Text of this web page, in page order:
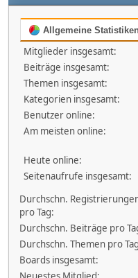
Allgemeine
Mitglieder insgesamt:
Beiträge insgesamt:
Themen insgesamt:
Kategorien insgesamt:
Benutzer online:
Am meisten online:
Heute online:
Seitenaufrufe insgesamt:
Durchschn.
pro Tag:
Durchschn. Beiträge pro
Durchschn. Themen pro
Boards insgesamt: